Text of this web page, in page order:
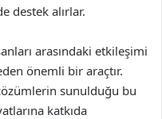
destek alırlar.
arasındaki etkileşimi
önemli bir araçtır.
sunulduğu bu
katkıda